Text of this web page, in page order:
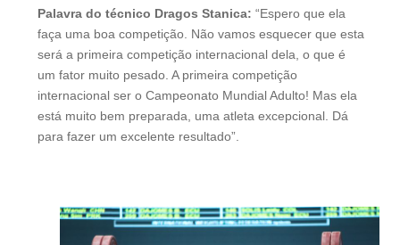
Palavra do técnico Dragos Stanica: “Espero que ela
faça uma boa competição. Não vamos esquecer que esta
será a primeira competição internacional dela, o que é
um fator muito pesado. A primeira competição
internacional ser o Campeonato Mundial Adulto! Mas ela
está muito bem preparada, uma atleta excepcional. Dá
para fazer um excelente resultado”.